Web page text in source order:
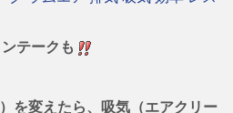
テークも
を変えたら、吸気（エアクリー